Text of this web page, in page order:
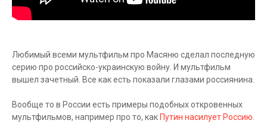
Любимый всеми мультфильм про Масяню сделал последную
серию про российско-украинскую войну. И мультфильм
вышел зачетный. Все как есть показали глазами россиянина.
Вообще то в России есть примеры подобных откровенных
мультфильмов, например про то, как Путин насилует Россию